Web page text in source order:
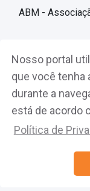
Nosso portal
que você tenha
durante a
está de acordo
Política de
ABM -